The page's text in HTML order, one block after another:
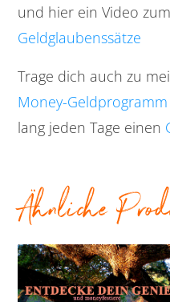
und hier ein Video
Geldglaubenssätze
Trage dich auch zu
Money-Geldprogramm
lang jeden Tage einen
Ähnliche